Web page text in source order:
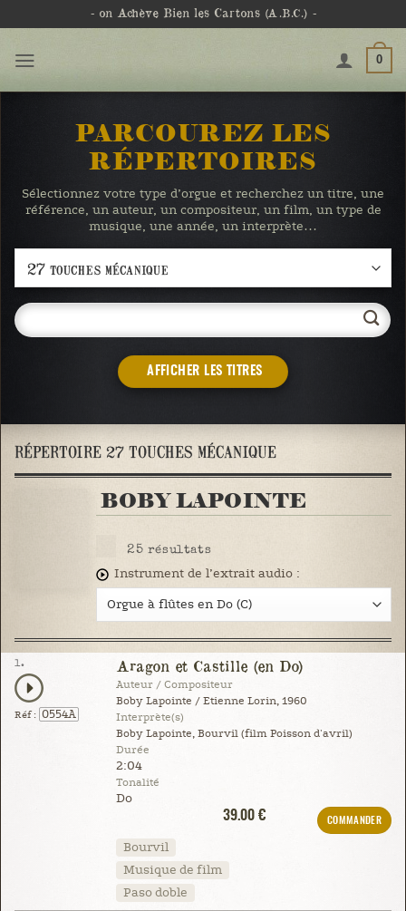
- on Achève Bien les Cartons (A.B.C.) -
0
PARCOUREZ LES
RÉPERTOIRES
Sélectionnez votre type d’orgue et recherchez un titre, une
référence, un auteur, un compositeur, un film, un type de
musique, une année, un interprète…
AFFICHER LES TITRES
RÉPERTOIRE 27 TOUCHES MÉCANIQUE
BOBY LAPOINTE
25 résultats
Instrument de l’extrait audio :
1.
Réf : 0554A
Aragon et Castille (en Do)
Auteur / Compositeur
Boby Lapointe / Etienne Lorin, 1960
Interprète(s)
Boby Lapointe, Bourvil (film Poisson d'avril)
Durée
2:04
Tonalité
Do
39.00 €
COMMANDER
Bourvil
Musique de film
Paso doble